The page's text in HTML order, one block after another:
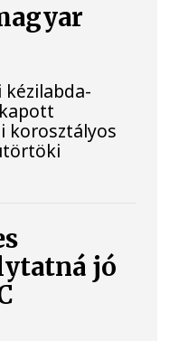
korosztályos
jó